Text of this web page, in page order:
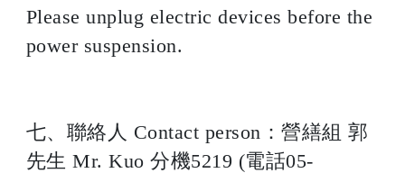
Please unplug electric devices before the
power suspension.
七、聯絡人 Contact person：營繕組 郭
先生 Mr. Kuo 分機5219 (電話05-